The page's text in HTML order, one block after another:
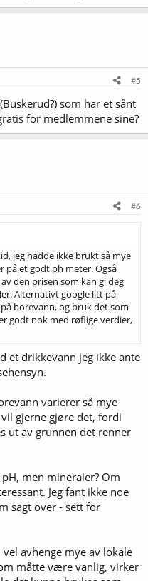
#5
som har et sånt
for medlemmene sine?
#6
jeg hadde ikke brukt så mye
på et godt ph meter. Også
den prisen som kan gi deg
Alternativt google litt på
borevann, og bruk det som
godt nok med røflige verdier,
et drikkevann jeg ikke ante
varierer så mye
gjerne gjøre det, fordi
ut av grunnen det renner
men mineraler? Om
Jeg fant ikke noe
sagt over - sett for
avhenge mye av lokale
måtte være vanlig, virker